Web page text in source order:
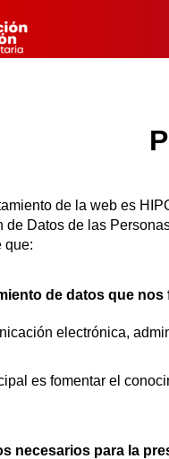
de la web es
de Datos de las
que:
de datos que nos
electrónica,
es fomentar el
necesarios para la